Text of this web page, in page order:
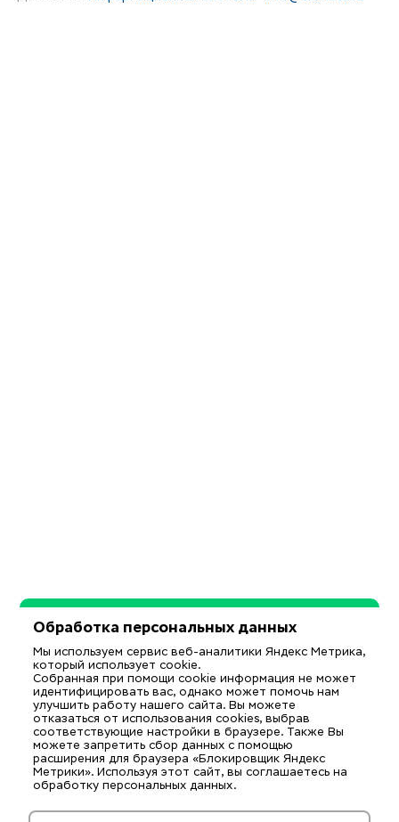
Обработка персональных данных
Мы используем сервис веб-аналитики Яндекс Метрика,
который использует cookie.
Собранная при помощи cookie информация не может
идентифицировать вас, однако может помочь нам
улучшить работу нашего сайта. Вы можете
отказаться от использования cookies, выбрав
соответствующие настройки в браузере. Также Вы
можете запретить сбор данных с помощью
расширения для браузера «Блокировщик Яндекс
Метрики». Используя этот сайт, вы соглашаетесь на
обработку персональных данных.